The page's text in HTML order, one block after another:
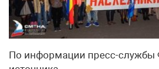
По информации пресс-